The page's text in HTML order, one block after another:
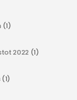
(1)
2022 (1)
(1)